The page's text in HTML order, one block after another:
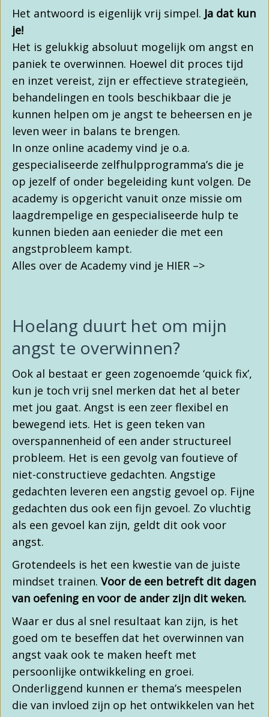
Het antwoord is eigenlijk vrij simpel. Ja dat kun
je!
Het is gelukkig absoluut mogelijk om angst en
paniek te overwinnen. Hoewel dit proces tijd
en inzet vereist, zijn er effectieve strategieën,
behandelingen en tools beschikbaar die je
kunnen helpen om je angst te beheersen en je
leven weer in balans te brengen.
In onze online academy vind je o.a.
gespecialiseerde zelfhulpprogramma’s die je
op jezelf of onder begeleiding kunt volgen. De
academy is opgericht vanuit onze missie om
laagdrempelige en gespecialiseerde hulp te
kunnen bieden aan eenieder die met een
angstprobleem kampt.
Alles over de Academy vind je HIER –>
Hoelang duurt het om mijn
angst te overwinnen?
Ook al bestaat er geen zogenoemde ‘quick fix’,
kun je toch vrij snel merken dat het al beter
met jou gaat. Angst is een zeer flexibel en
bewegend iets. Het is geen teken van
overspannenheid of een ander structureel
probleem. Het is een gevolg van foutieve of
niet-constructieve gedachten. Angstige
gedachten leveren een angstig gevoel op. Fijne
gedachten dus ook een fijn gevoel. Zo vluchtig
als een gevoel kan zijn, geldt dit ook voor
angst.
Grotendeels is het een kwestie van de juiste
mindset trainen. Voor de een betreft dit dagen
van oefening en voor de ander zijn dit weken.
Waar er dus al snel resultaat kan zijn, is het
goed om te beseffen dat het overwinnen van
angst vaak ook te maken heeft met
persoonlijke ontwikkeling en groei.
Onderliggend kunnen er thema’s meespelen
die van invloed zijn op het ontwikkelen van het